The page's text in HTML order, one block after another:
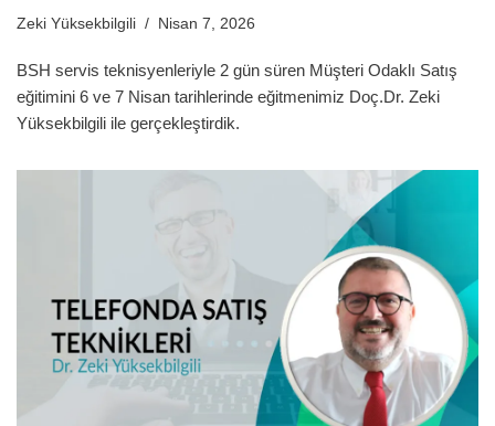
Zeki Yüksekbilgili Nisan 7, 2026
BSH servis teknisyenleriyle 2 gün süren Müşteri Odaklı Satış
eğitimini 6 ve 7 Nisan tarihlerinde eğitmenimiz Doç.Dr. Zeki
Yüksekbilgili ile gerçekleştirdik.